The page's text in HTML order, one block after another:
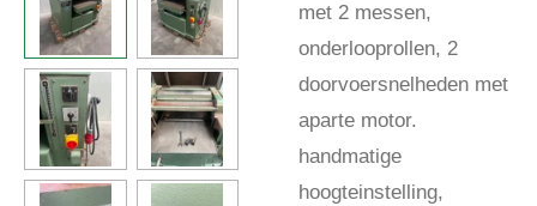
met 2 messen,
onderlooprollen, 2
doorvoersnelheden met
aparte motor.
handmatige
hoogteinstelling,